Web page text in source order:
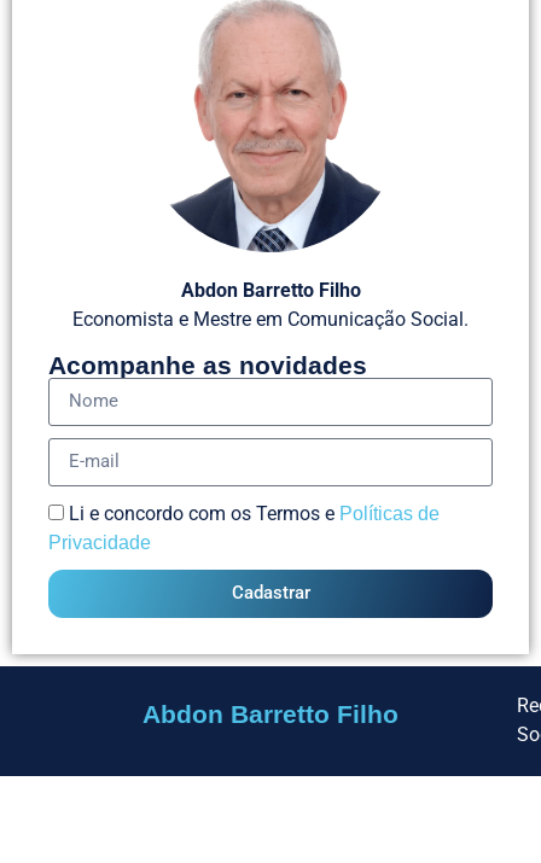
Abdon Barretto Filho
Economista e Mestre em Comunicação Social.
Acompanhe as novidades
Li e concordo com os Termos e Políticas de
Privacidade
Cadastrar
Abdon Barretto Filho